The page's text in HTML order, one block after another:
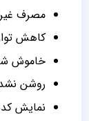
مصرف
کاهش
خاموش
روشن
نمایش